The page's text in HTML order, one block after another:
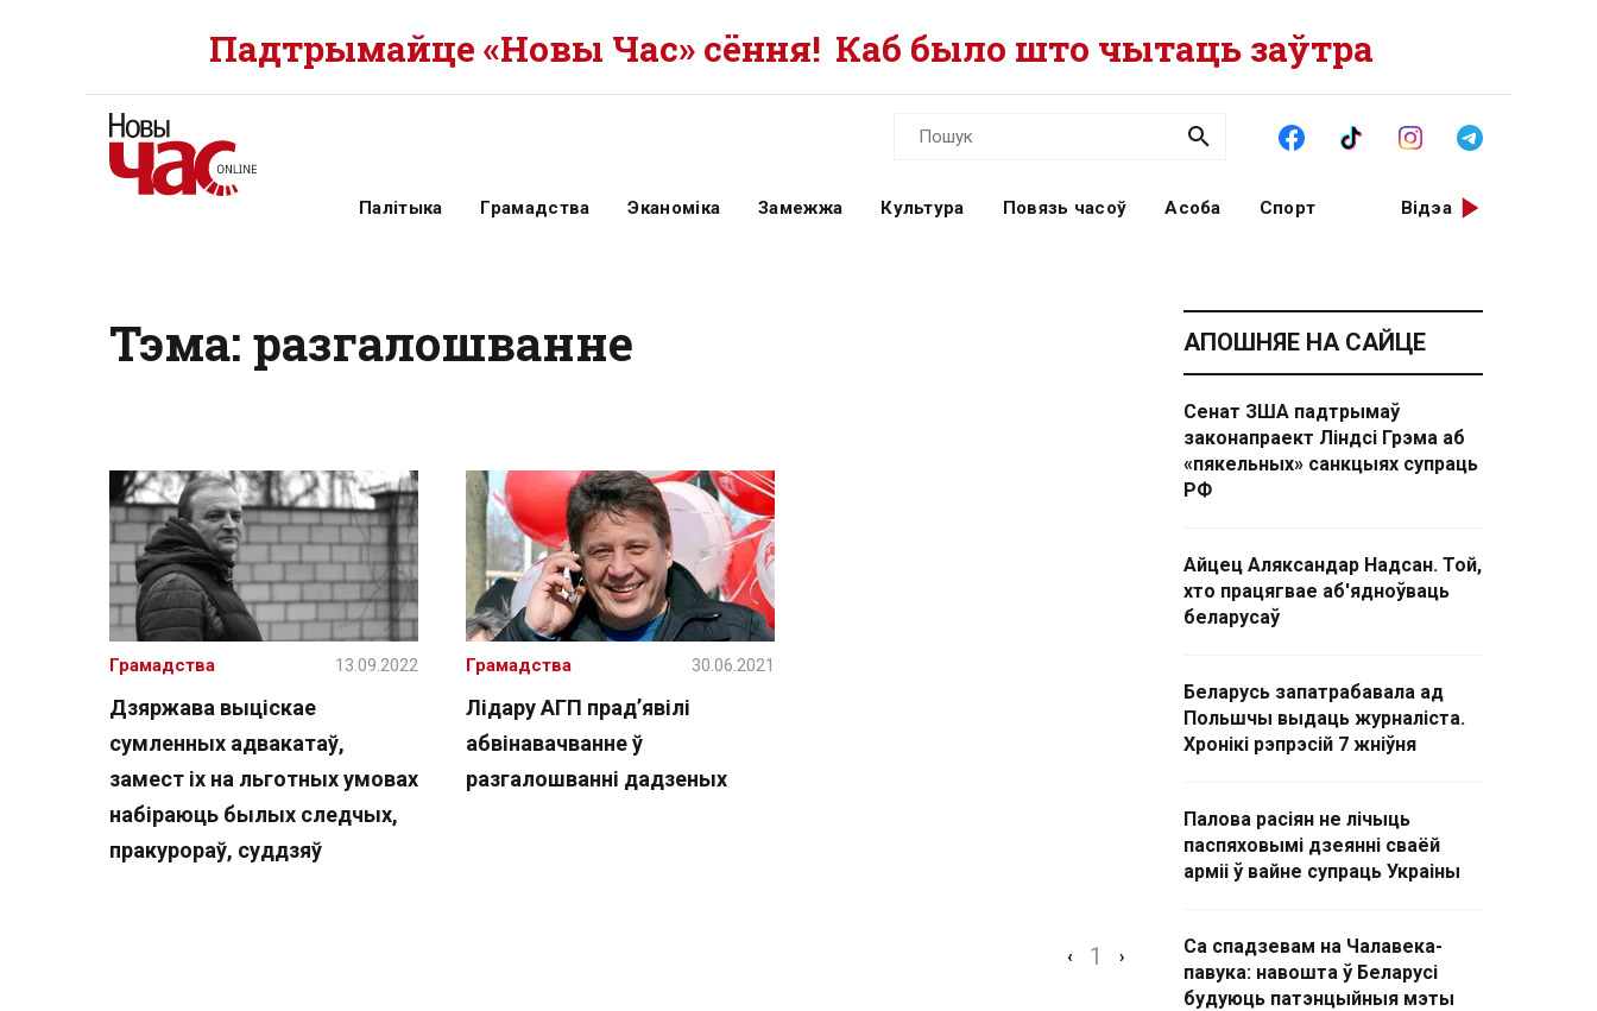
Падтрымайце «Новы Час» сёння! Каб было што чытаць заўтра
Палітыка Грамадства Эканоміка Замежжа Культура Повязь часоў Асоба Спорт Відэа
Тэма: разгалошванне
Дзяржава выціскае
сумленных адвакатаў,
замест іх на льготных умовах
набіраюць былых следчых,
пракурораў, суддзяў
Грамадства 13.09.2022
Лідару АГП прад’явілі
абвінавачванне ў
разгалошванні дадзеных
Грамадства 30.06.2021
‹ 1 ›
АПОШНЯЕ НА САЙЦЕ
Сенат ЗША падтрымаў
законапраект Ліндсі Грэма аб
«пякельных» санкцыях супраць
РФ
Айцец Аляксандар Надсан. Той,
хто працягвае аб'ядноўваць
беларусаў
Беларусь запатрабавала ад
Польшчы выдаць журналіста.
Хронікі рэпрэсій 7 жніўня
Палова расіян не лічыць
паспяховымі дзеянні сваёй
арміі ў вайне супраць Украіны
Са спадзевам на Чалавека-
павука: навошта ў Беларусі
будуюць патэнцыйныя мэты